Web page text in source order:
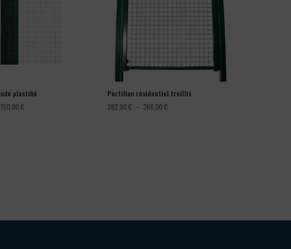
plastifié
150,00€Plage
Portillon résidentiel treillis
282,00€ – 366,00€